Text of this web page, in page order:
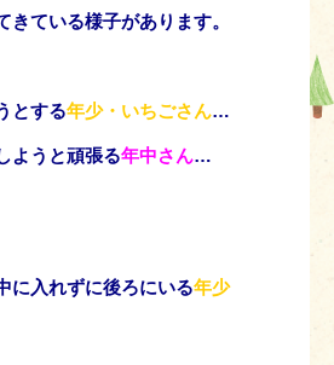
ている様子があります。
とする年少・いちごさん…
ようと頑張る年中さん…
に入れずに後ろにいる年少